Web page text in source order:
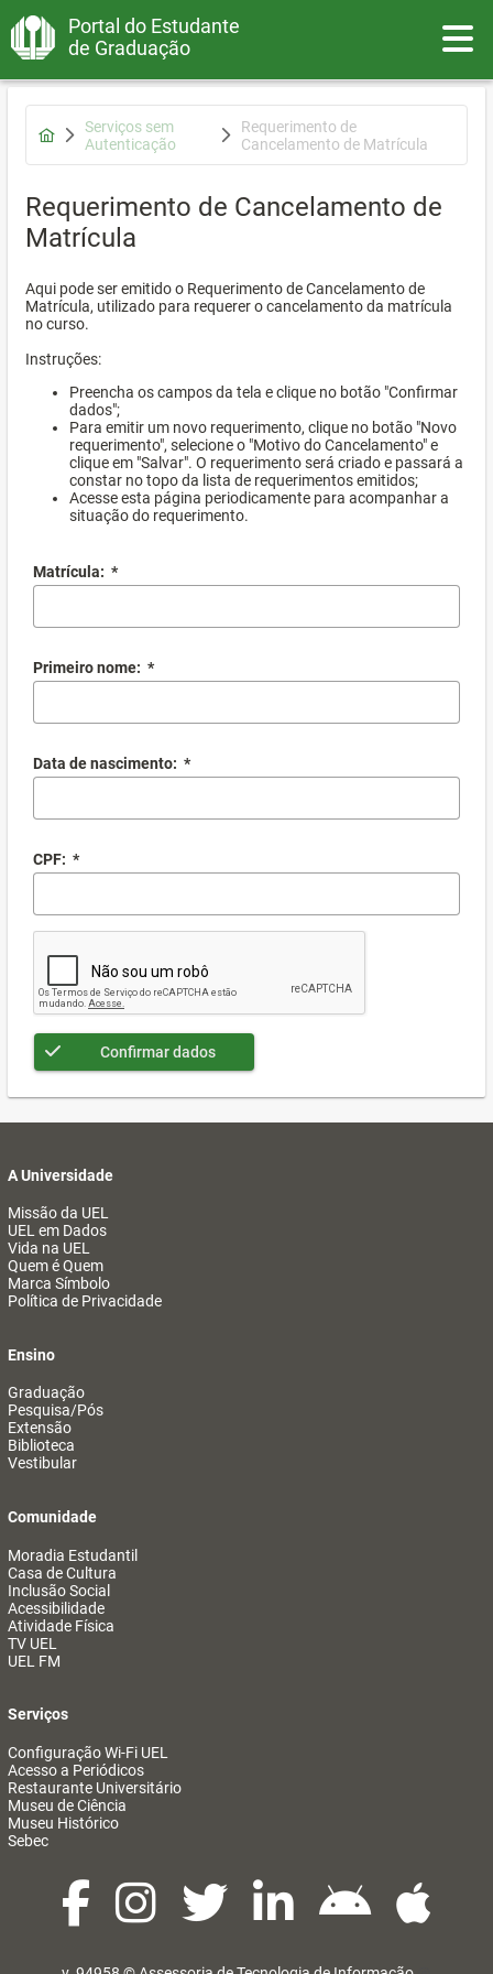
Portal do Estudante
de Graduação
Serviços sem
Autenticação
Requerimento de
Cancelamento de Matrícula
Requerimento de Cancelamento de
Matrícula
Aqui pode ser emitido o Requerimento de Cancelamento de
Matrícula, utilizado para requerer o cancelamento da matrícula
no curso.
Instruções:
Preencha os campos da tela e clique no botão "Confirmar
dados";
Para emitir um novo requerimento, clique no botão "Novo
requerimento", selecione o "Motivo do Cancelamento" e
clique em "Salvar". O requerimento será criado e passará a
constar no topo da lista de requerimentos emitidos;
Acesse esta página periodicamente para acompanhar a
situação do requerimento.
Matrícula: *
Primeiro nome: *
Data de nascimento: *
CPF: *
Confirmar dados
A Universidade
Missão da UEL
UEL em Dados
Vida na UEL
Quem é Quem
Marca Símbolo
Política de Privacidade
Ensino
Graduação
Pesquisa/Pós
Extensão
Biblioteca
Vestibular
Comunidade
Moradia Estudantil
Casa de Cultura
Inclusão Social
Acessibilidade
Atividade Física
TV UEL
UEL FM
Serviços
Configuração Wi-Fi UEL
Acesso a Periódicos
Restaurante Universitário
Museu de Ciência
Museu Histórico
Sebec